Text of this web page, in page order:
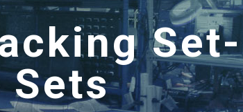
Set-
Sets